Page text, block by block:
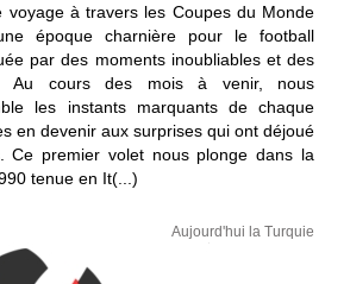
voyage à travers les Coupes du Monde
époque charnière pour le football
par des moments inoubliables et des
Au cours des mois à venir, nous
les instants marquants de chaque
en devenir aux surprises qui ont déjoué
Ce premier volet nous plonge dans la
tenue en It(...)
Aujourd'hui la Turquie